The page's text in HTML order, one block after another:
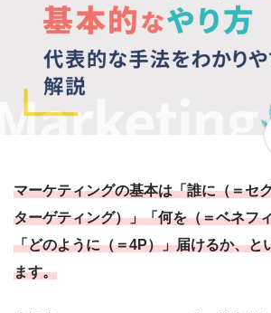
マーケティングの基本は「誰に（＝セ
ターゲティング）」「何を（＝ベネフ
「どのように（＝4P）」届けるか、と
ます。